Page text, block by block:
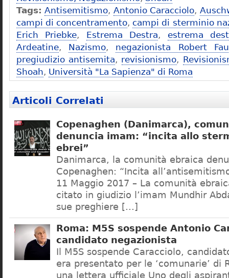
Tags: Antisemitismo, Antonio Caracciolo,
campi di concentramento, campi di sterminio
Erich Priebke, Estrema Destra, estrema
Ardeatine, Nazismo, negazionista Robert
pregiudizio antisemita, revisionismo,
Shoah, Università "La Sapienza" di Roma
Articoli Correlati
Copenaghen (Danimarca),
denuncia imam: “incita allo
ebrei”
Danimarca, la comunità ebraica
Copenaghen: “Incita
11 Maggio 2017 – La comunità
citato in giudizio l’imam Mundhir
sue preghiere […]
Roma: M5S sospende Antonio
candidato negazionista
Il M5S sospende Caracciolo,
era presentato per le ‘comunarie’ di
una lettera ufficiale Uno degli